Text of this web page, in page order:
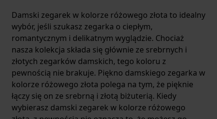
Damski zegarek w kolorze różowego złota to idealny
wybór, jeśli szukasz zegarka o ciepłym,
romantycznym i delikatnym wyglądzie. Chociaż
nasza kolekcja składa się głównie ze srebrnych i
złotych zegarków damskich, tego koloru z
pewnością nie brakuje. Piękno damskiego zegarka w
kolorze różowego złota polega na tym, że pięknie
łączy się on ze srebrną i złotą biżuterią. Kiedy
wybierasz damski zegarek w kolorze różowego